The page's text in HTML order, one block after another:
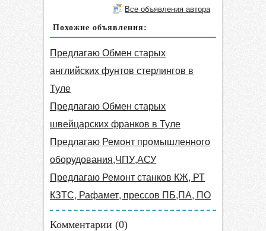
Все объявления автора
Похожие объявления:
Предлагаю Обмен старых
английских фунтов стерлингов в
Туле
Предлагаю Обмен старых
швейцарских франков в Туле
Предлагаю Ремонт промышленного
оборудования,ЧПУ,АСУ
Предлагаю Ремонт станков КЖ, РТ
КЗТС, Рафамет, прессов ПБ,ПА, ПО
Комментарии (0)